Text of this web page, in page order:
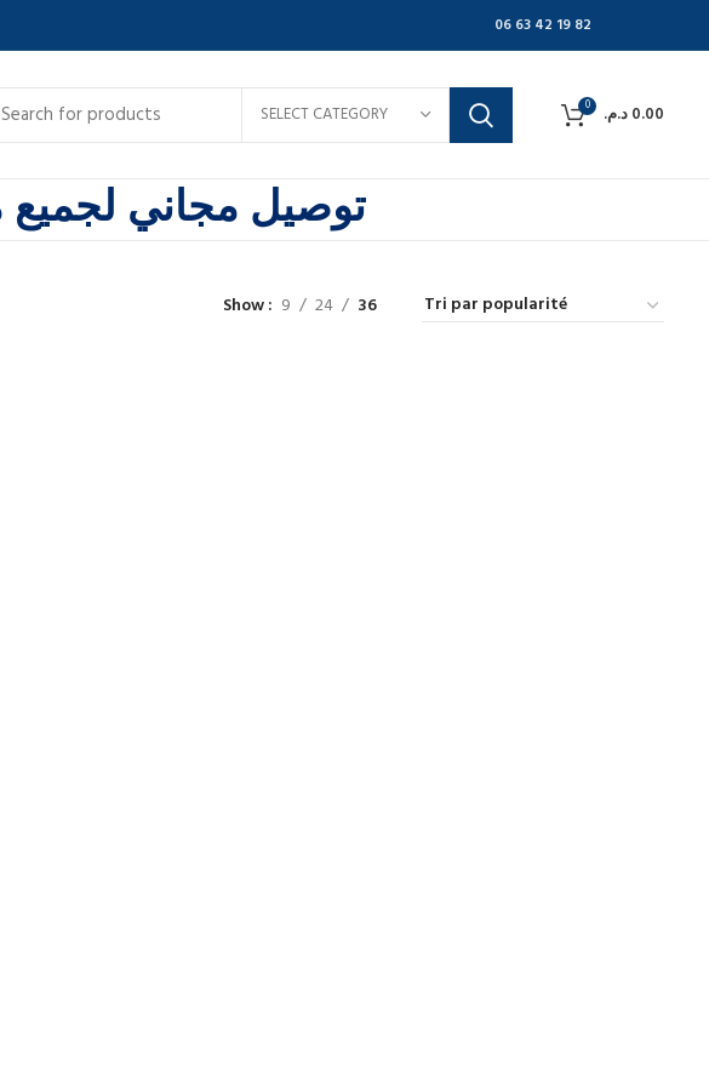
06 63 42 19 82
SELECT CATEGORY 0 0.00د.م.
توصيل مجاني لجميع
Show 9 24 36